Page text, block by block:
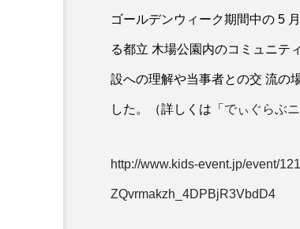
ゴールデンウィーク期間中の 5
る都立 木場公園内のコミュニテ
設への理解や当事者との交 流の
した。（詳しくは「 でぃぐらぶ
http://www.kids-event.jp/event/
ZQvrmakzh_4DPBjR3VbdD4